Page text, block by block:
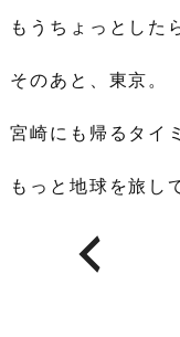
もうちょっとした
そのあと、東京。
宮崎にも帰るタイ
もっと地球を旅し